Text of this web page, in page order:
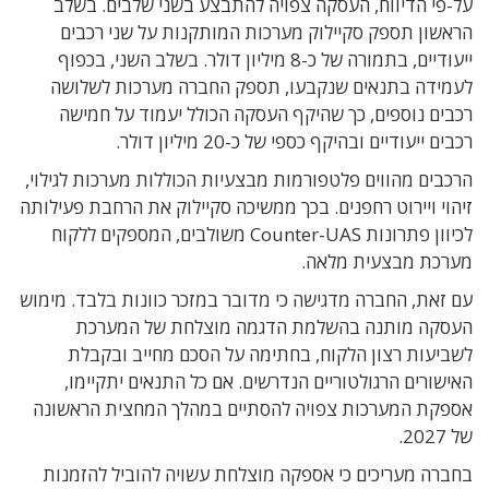
הראשון תספק סקיילוק מערכות המותקנות על שני רכבים
ייעודיים, בתמורה של כ-8 מיליון דולר. בשלב השני, בכפוף
לעמידה בתנאים שנקבעו, תספק החברה מערכות לשלושה
רכבים נוספים, כך שהיקף העסקה הכולל יעמוד על חמישה
רכבים ייעודיים ובהיקף כספי של כ-20 מיליון דולר.
הרכבים מהווים פלטפורמות מבצעיות הכוללות מערכות לגילוי,
זיהוי ויירוט רחפנים. בכך ממשיכה סקיילוק את הרחבת פעילותה
לכיוון פתרונות Counter-UAS משולבים, המספקים ללקוח
מערכת מבצעית מלאה.
עם זאת, החברה מדגישה כי מדובר במזכר כוונות בלבד. מימוש
העסקה מותנה בהשלמת הדגמה מוצלחת של המערכת
לשביעות רצון הלקוח, בחתימה על הסכם מחייב ובקבלת
האישורים הרגולטוריים הנדרשים. אם כל התנאים יתקיימו,
אספקת המערכות צפויה להסתיים במהלך המחצית הראשונה
של 2027.
בחברה מעריכים כי אספקה מוצלחת עשויה להוביל להזמנות